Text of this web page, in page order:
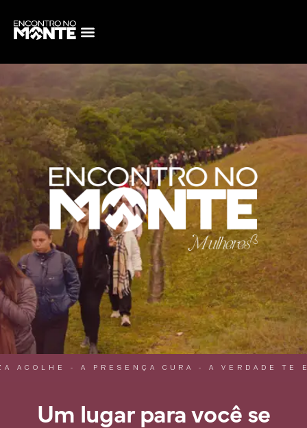
- A PRESENÇA CURA - A VERDADE TE
Um lugar para você se